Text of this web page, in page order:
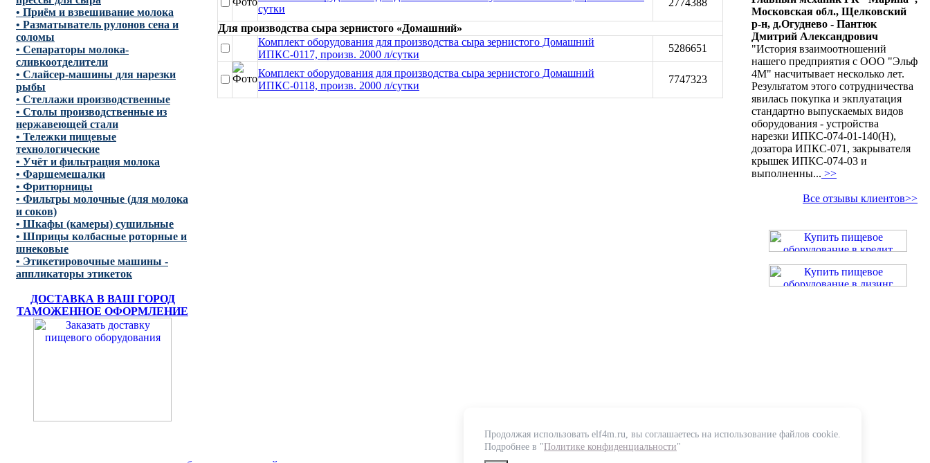
• Приём и взвешивание молока
• Разматыватель рулонов сена и
соломы
• Сепараторы молока-
сливкоотделители
• Слайсер-машины для нарезки
рыбы
• Стеллажи производственные
• Столы производственные из
нержавеющей стали
• Тележки пищевые
технологические
• Учёт и фильтрация молока
• Фаршемешалки
• Фритюрницы
• Фильтры молочные (для молока
и соков)
• Шкафы (камеры) сушильные
• Шприцы колбасные роторные и
шнековые
• Этикетировочные машины -
аппликаторы этикеток
ДОСТАВКА В ВАШ ГОРОД
ТАМОЖЕННОЕ ОФОРМЛЕНИЕ
сутки
2774388
Для производства сыра зернистого «Домашний»
Комплект оборудования для производства сыра зернистого Домашний
ИПКС-0117, произв. 2000 л/сутки
5286651
Комплект оборудования для производства сыра зернистого Домашний
ИПКС-0118, произв. 2000 л/сутки
7747323
Московская обл., Щелковский
р-н, д.Огуднево - Пантюк
Дмитрий Александрович
"История взаимоотношений
нашего предприятия с ООО "Эльф
4М" насчитывает несколько лет.
Результатом этого сотрудничества
явилась покупка и экплуатация
стандартно выпускаемых видов
оборудования - устройства
нарезки ИПКС-074-01-140(Н),
дозатора ИПКС-071, закрывателя
крышек ИПКС-074-03 и
выполненны... >>
Все отзывы клиентов>>
Продолжая использовать elf4m.ru, вы соглашаетесь на использование файлов cookie.
Подробнее в "Политике конфиденциальности"